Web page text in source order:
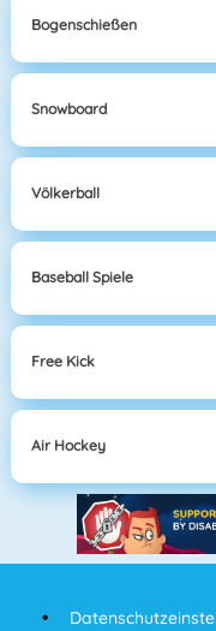
Bogenschießen
Snowboard
Völkerball
Baseball Spiele
Free Kick
Air Hockey